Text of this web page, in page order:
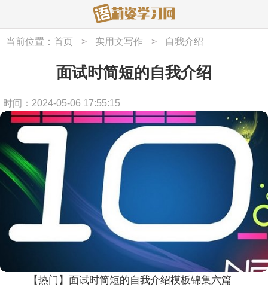
当前位置： 首页 > 实用文写作 > 自我介绍
面试时简短的自我介绍
时间：2024-05-06 17:55:15
【热门】面试时简短的自我介绍模板锦集六篇